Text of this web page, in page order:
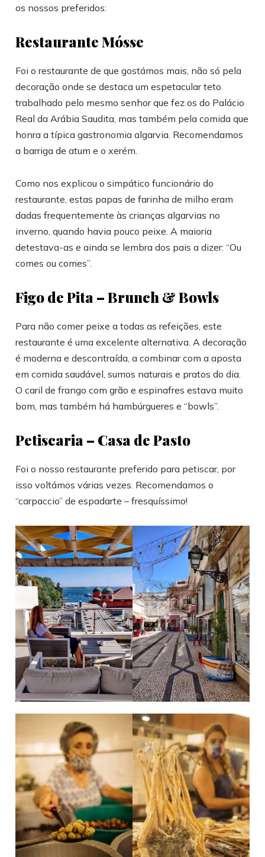
os nossos preferidos:
Restaurante Mósse
Foi o restaurante de que gostámos mais, não só pela
decoração onde se destaca um espetacular teto
trabalhado pelo mesmo senhor que fez os do Palácio
Real da Arábia Saudita, mas também pela comida que
honra a típica gastronomia algarvia. Recomendamos
a barriga de atum e o xerém.
Como nos explicou o simpático funcionário do
restaurante, estas papas de farinha de milho eram
dadas frequentemente às crianças algarvias no
inverno, quando havia pouco peixe. A maioria
detestava-as e ainda se lembra dos pais a dizer: “Ou
comes ou comes”.
Figo de Pita – Brunch & Bowls
Para não comer peixe a todas as refeições, este
restaurante é uma excelente alternativa. A decoração
é moderna e descontraída, a combinar com a aposta
em comida saudável, sumos naturais e pratos do dia.
O caril de frango com grão e espinafres estava muito
bom, mas também há hambúrgueres e “bowls”.
Petiscaria – Casa de Pasto
Foi o nosso restaurante preferido para petiscar, por
isso voltámos várias vezes. Recomendamos o
“carpaccio” de espadarte – fresquíssimo!